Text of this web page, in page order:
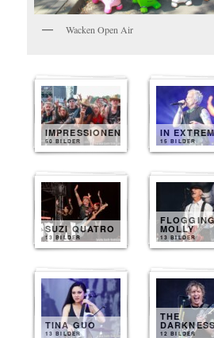
Wacken Open Air
IMPRESSIONEN
50 BILDER
IN
15 BILDER
SUZI QUATRO
13 BILDER
MOLLY
13 BILDER
TINA GUO
13 BILDER
THE
12 BILDER